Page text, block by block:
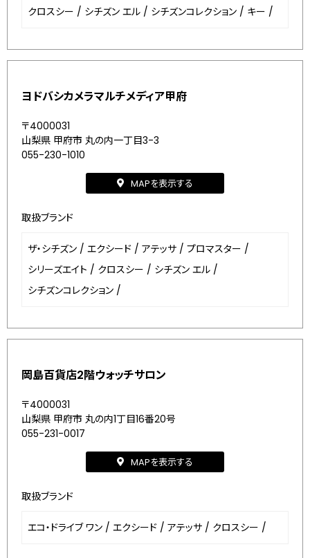
クロスシー / シチズン エル / シチズンコレクション / キー /
ヨドバシカメラマルチメディア甲府
〒4000031
山梨県 甲府市 丸の内一丁目3-3
055-230-1010
MAPを表示する
取扱ブランド
ザ・シチズン / エクシード / アテッサ / プロマスター /
シリーズエイト / クロスシー / シチズン エル /
シチズンコレクション /
岡島百貨店2階ウォッチサロン
〒4000031
山梨県 甲府市 丸の内1丁目16番20号
055-231-0017
MAPを表示する
取扱ブランド
エコ・ドライブ ワン / エクシード / アテッサ / クロスシー /